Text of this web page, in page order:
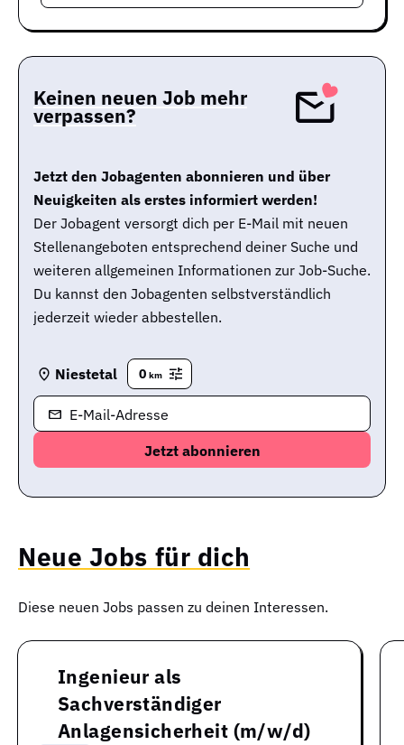
Keinen neuen Job mehr
verpassen?
Jetzt den Jobagenten abonnieren und über
Neuigkeiten als erstes informiert werden!
Der Jobagent versorgt dich per E-Mail mit neuen
Stellenangeboten entsprechend deiner Suche und
weiteren allgemeinen Informationen zur Job-Suche.
Du kannst den Jobagenten selbstverständlich
jederzeit wieder abbestellen.
Niestetal 0 km
E-Mail-Adresse
Neue Jobs für dich
Diese neuen Jobs passen zu deinen Interessen.
Ingenieur als
Sachverständiger
Anlagensicherheit (m/w/d)